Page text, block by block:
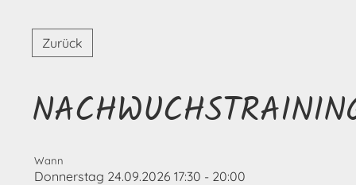
Zurück
Wann
Donnerstag 24.09.2026 17:30 - 20:00